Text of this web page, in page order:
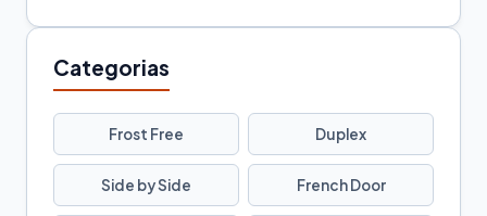
Categorias
Frost Free Duplex
Side by Side French Door